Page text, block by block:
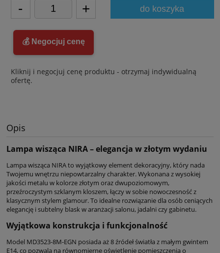
- + do koszyka
💰 Negocjuj cenę
Kliknij i negocjuj cenę produktu - otrzymaj indywidualną
ofertę.
Opis
Lampa wisząca NIRA – elegancja w złotym wydaniu
Lampa wisząca NIRA to wyjątkowy element dekoracyjny, który nada
Twojemu wnętrzu niepowtarzalny charakter. Wykonana z wysokiej
jakości metalu w kolorze złotym oraz dwupoziomowym,
przeźroczystym szklanym kloszem, łączy w sobie nowoczesność z
klasycznym stylem glamour. To idealne rozwiązanie dla osób ceniących
elegancję i subtelny blask w aranżacji salonu, jadalni czy gabinetu.
Wyjątkowa konstrukcja i funkcjonalność
Model MD3523-8M-EGN posiada aż 8 źródeł światła z małym gwintem
E14, co pozwala na równomierne oświetlenie pomieszczenia o